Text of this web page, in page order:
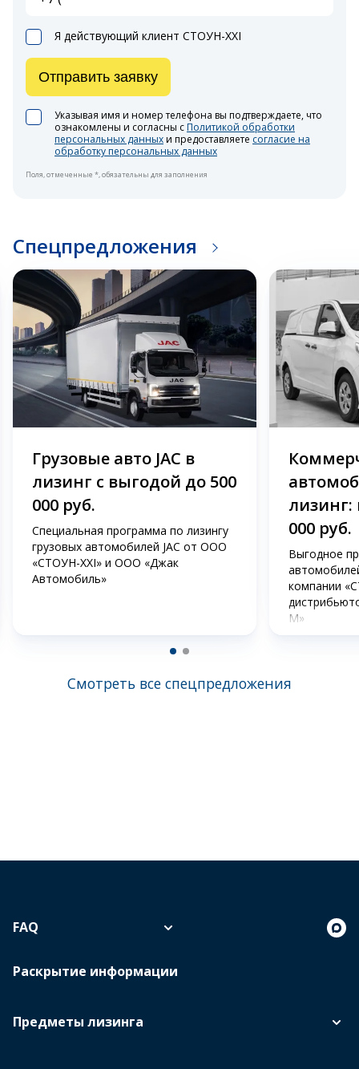
Я действующий клиент СТОУН-XXI
Указывая имя и номер телефона вы подтверждаете, что
ознакомлены и согласны с Политикой обработки
персональных данныхи предоставляете согласие на
обработку персональных данных
Отправить заявку
Поля, отмеченные *, обязательны для заполнения
Спецпредложения
Грузовые авто JAC в
лизинг с выгодой до 500
000 руб.
Специальная программа по лизингу
грузовых автомобилей JAC от ООО
«СТОУН-XXI» и OOO «Джак
Автомобиль»
лизинг:
000 руб.
Выгодное
компании
М»
Смотреть все спецпредложения
Предметы лизинга
FAQ
Раскрытие информации